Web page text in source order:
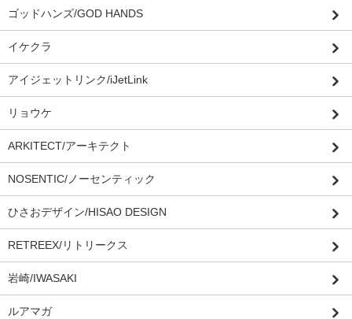
ゴッドハンズ/GOD HANDS
イケクラ
アイジェットリンク/iJetLink
リョウケ
ARKITECT/アーキテクト
NOSENTIC/ノーセンティック
ひさおデザイン/HISAO DESIGN
RETREEX/リトリークス
岩崎/IWASAKI
ルアマガ